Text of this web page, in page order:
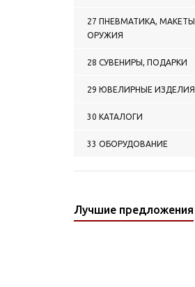
27 ПНЕВМАТИКА, МАКЕТЫ
ОРУЖИЯ
28 СУВЕНИРЫ, ПОДАРКИ
29 ЮВЕЛИРНЫЕ ИЗДЕЛИЯ
30 КАТАЛОГИ
33 ОБОРУДОВАНИЕ
Лучшие предложения